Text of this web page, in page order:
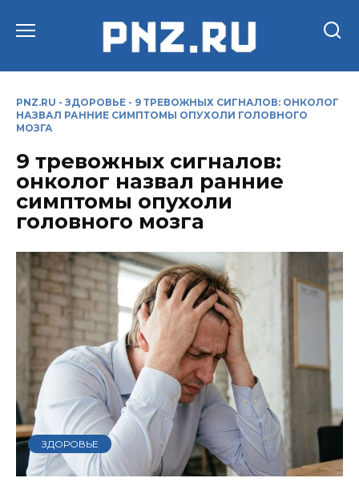
PNZ.RU - ЗДОРОВЬЕ - 9 ТРЕВОЖНЫХ СИГНАЛОВ: ОНКОЛОГ
НАЗВАЛ РАННИЕ СИМПТОМЫ ОПУХОЛИ ГОЛОВНОГО
МОЗГА
9 тревожных сигналов:
онколог назвал ранние
симптомы опухоли
головного мозга
ЗДОРОВЬЕ